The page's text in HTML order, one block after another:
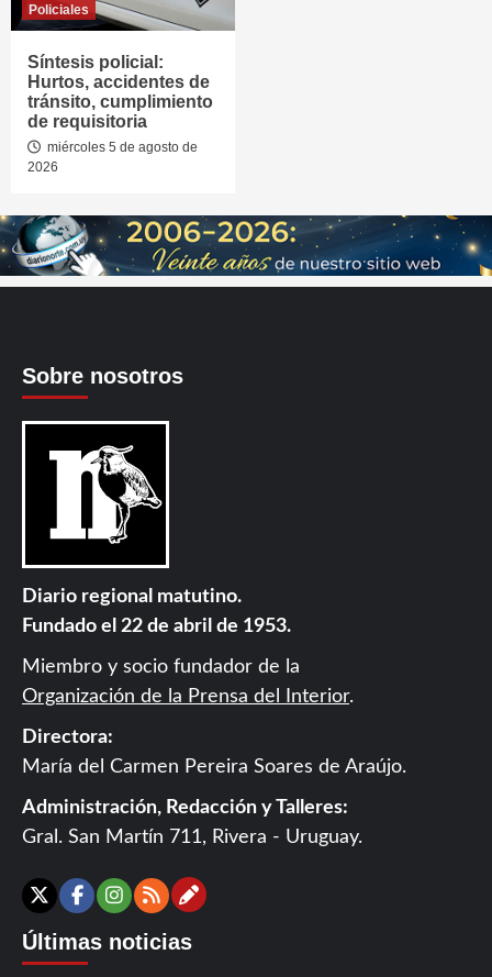
Policiales
Síntesis policial:
Hurtos, accidentes de
tránsito, cumplimiento
de requisitoria
miércoles 5 de agosto de
2026
Sobre nosotros
Diario regional matutino.
Fundado el 22 de abril de 1953.
Miembro y socio fundador de la
Organización de la Prensa del Interior.
Directora:
María del Carmen Pereira Soares de Araújo.
Administración, Redacción y Talleres:
Gral. San Martín 711, Rivera - Uruguay.
X Facebook
Instagram
RSSContáctanos
Últimas noticias